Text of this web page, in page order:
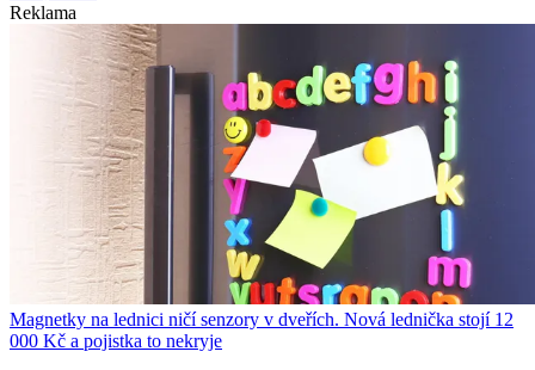
Reklama
Magnetky na lednici ničí senzory v dveřích. Nová lednička stojí 12
000 Kč a pojistka to nekryje